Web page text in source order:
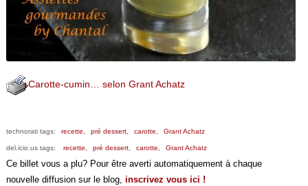
Carotte-cumin… selon Grant Achatz
technorati tags: recette, pré dessert, carotte, Grant Achatz
del.icio.us tags: recette, pré dessert, carotte, Grant Achatz
Ce billet vous a plu? Pour être averti automatiquement à chaque
nouvelle diffusion sur le blog, inscrivez vous ici !